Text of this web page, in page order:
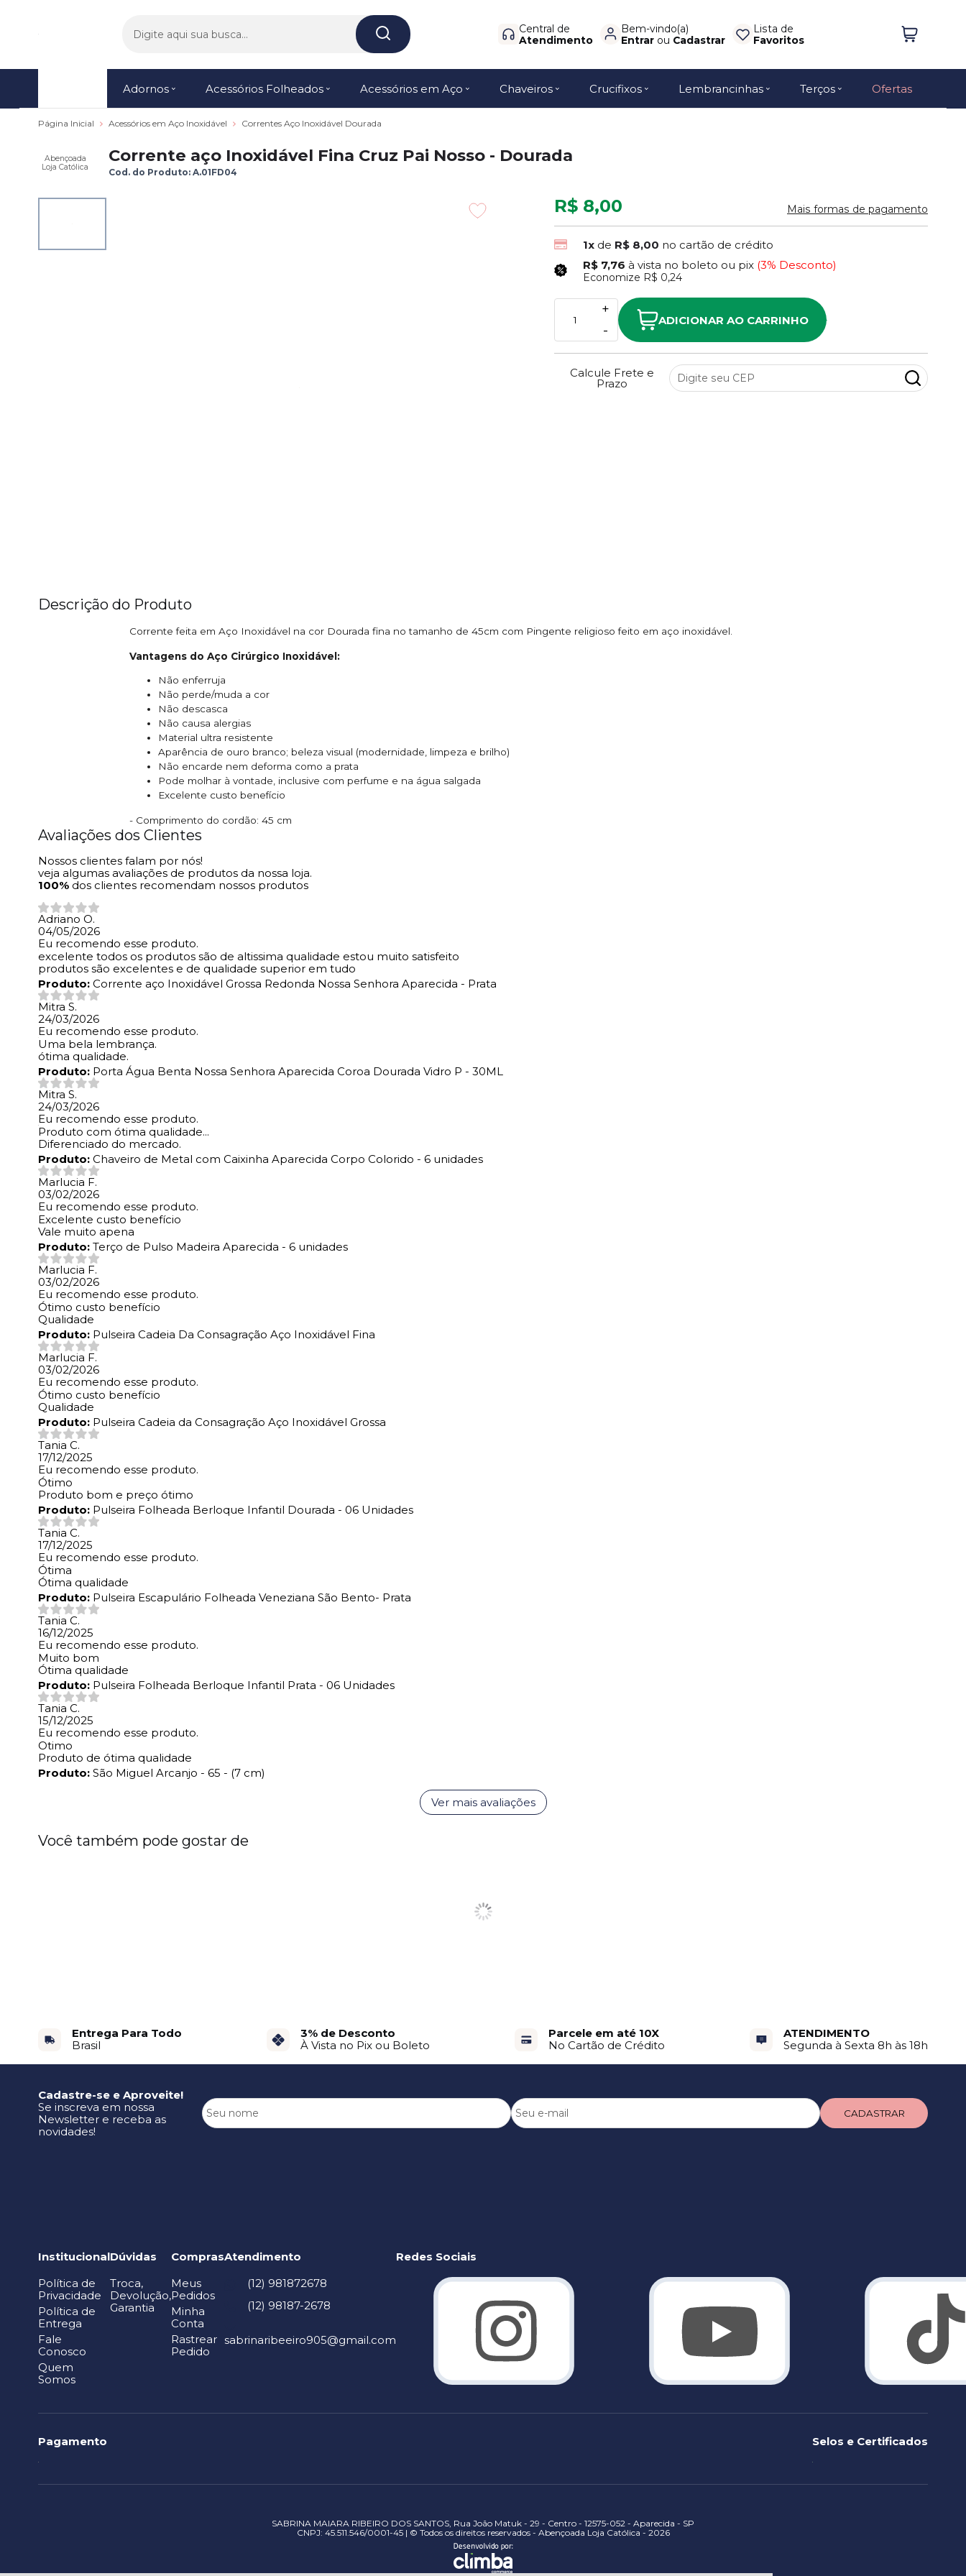
Central de
Atendimento
Bem-vindo(a)
Entrarou Cadastrar
Lista de
Favoritos
Adornos Acessórios Folheados Acessórios em Aço Chaveiros Crucifixos Lembrancinhas Terços Ofertas
Página Inicial Acessórios em Aço Inoxidável Correntes Aço Inoxidável Dourada
Abençoada
Loja Católica
Corrente aço Inoxidável Fina Cruz Pai Nosso - Dourada
Cod. do Produto: A.01FD04
R$ 8,00 Mais formas de pagamento
1x de R$ 8,00 no cartão de crédito
R$ 7,76 à vista no boleto ou pix (3% Desconto)
Economize R$ 0,24
-
+
ADICIONAR AO CARRINHO
Calcule Frete e
Prazo
Descrição do Produto
Corrente feita em Aço Inoxidável na cor Dourada fina no tamanho de 45cm com Pingente religioso feito em aço inoxidável.
Vantagens do Aço Cirúrgico Inoxidável:
Não enferruja
Não perde/muda a cor
Não descasca
Não causa alergias
Material ultra resistente
Aparência de ouro branco; beleza visual (modernidade, limpeza e brilho)
Não encarde nem deforma como a prata
Pode molhar à vontade, inclusive com perfume e na água salgada
Excelente custo benefício
- Comprimento do cordão: 45 cm
Avaliações dos Clientes
Nossos clientes falam por nós!
veja algumas avaliações de produtos da nossa loja.
100% dos clientes recomendam nossos produtos
Adriano O.
04/05/2026
Eu recomendo esse produto.
excelente todos os produtos são de altissima qualidade estou muito satisfeito
produtos são excelentes e de qualidade superior em tudo
Produto: Corrente aço Inoxidável Grossa Redonda Nossa Senhora Aparecida - Prata
Mitra S.
24/03/2026
Eu recomendo esse produto.
Uma bela lembrança.
ótima qualidade.
Produto: Porta Água Benta Nossa Senhora Aparecida Coroa Dourada Vidro P - 30ML
Mitra S.
24/03/2026
Eu recomendo esse produto.
Produto com ótima qualidade...
Diferenciado do mercado.
Produto: Chaveiro de Metal com Caixinha Aparecida Corpo Colorido - 6 unidades
Marlucia F.
03/02/2026
Eu recomendo esse produto.
Excelente custo benefício
Vale muito apena
Produto: Terço de Pulso Madeira Aparecida - 6 unidades
Marlucia F.
03/02/2026
Eu recomendo esse produto.
Ótimo custo benefício
Qualidade
Produto: Pulseira Cadeia Da Consagração Aço Inoxidável Fina
Marlucia F.
03/02/2026
Eu recomendo esse produto.
Ótimo custo benefício
Qualidade
Produto: Pulseira Cadeia da Consagração Aço Inoxidável Grossa
Tania C.
17/12/2025
Eu recomendo esse produto.
Ótimo
Produto bom e preço ótimo
Produto: Pulseira Folheada Berloque Infantil Dourada - 06 Unidades
Tania C.
17/12/2025
Eu recomendo esse produto.
Ótima
Ótima qualidade
Produto: Pulseira Escapulário Folheada Veneziana São Bento- Prata
Tania C.
16/12/2025
Eu recomendo esse produto.
Muito bom
Ótima qualidade
Produto: Pulseira Folheada Berloque Infantil Prata - 06 Unidades
Tania C.
15/12/2025
Eu recomendo esse produto.
Otimo
Produto de ótima qualidade
Produto: São Miguel Arcanjo - 65 - (7 cm)
Ver mais avaliações
Você também pode gostar de
Entrega Para Todo
Brasil
3% de Desconto
À Vista no Pix ou Boleto
Parcele em até 10X
No Cartão de Crédito
ATENDIMENTO
Segunda à Sexta 8h às 18h
Cadastre-se e Aproveite!
Se inscreva em nossa
Newsletter e receba as
novidades!
CADASTRAR
Institucional
Política de
Privacidade
Política de
Entrega
Fale
Conosco
Quem
Somos
Dúvidas
Troca,
Devolução,
Garantia
Compras
Meus
Pedidos
Minha
Conta
Rastrear
Pedido
Atendimento
(12) 981872678
(12) 98187-2678
sabrinaribeeiro905@gmail.com
Redes Sociais
Pagamento Selos e Certificados
SABRINA MAIARA RIBEIRO DOS SANTOS, Rua João Matuk - 29 - Centro - 12575-052 - Aparecida - SP
CNPJ: 45.511.546/0001-45 | © Todos os direitos reservados - Abençoada Loja Católica - 2026